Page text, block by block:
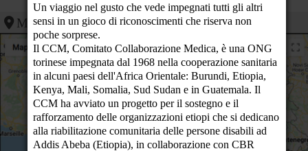
17
18
19
20
21
22
Cerchiamo persone su cui fare affidamento
Via Alba 10/A - Roma (RM)
M.A.T. - MATTEO
AMITRANO TRIBUTE
(RM)
Mappa
Un viaggio nel gusto che vede impegnati tutti gli altri
sensi in un gioco di riconoscimenti che riserva non
poche sorprese.
Il CCM, Comitato Collaborazione Medica, è una ONG
torinese impegnata dal 1968 nella cooperazione sanitaria
in alcuni paesi dell'Africa Orientale: Burundi, Etiopia,
Kenya, Mali, Somalia, Sud Sudan e in Guatemala. Il
CCM ha avviato un progetto per il sostegno e il
rafforzamento delle organizzazioni etiopi che si dedicano
alla riabilitazione comunitaria delle persone disabili ad
Addis Abeba (Etiopia), in collaborazione con CBR